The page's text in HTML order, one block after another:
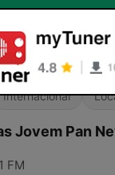
News
Internacional
Jovem Pan
FM